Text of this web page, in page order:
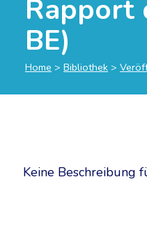
Rapport
BE)
Home > Bibliothek >
Keine Beschreibung